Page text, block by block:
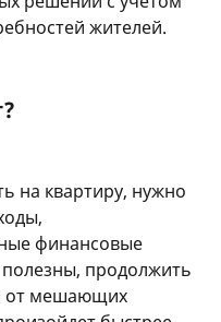
жителей.
на квартиру, нужно
финансовые
продолжить
от мешающих